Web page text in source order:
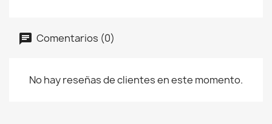
Comentarios (0)
No hay reseñas de clientes en este momento.